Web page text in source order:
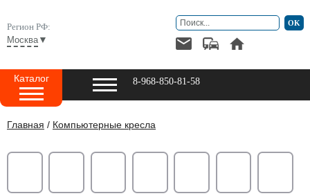
Регион РФ:
Москва ▼
Каталог 8-968-850-81-58
Главная / Компьютерные кресла